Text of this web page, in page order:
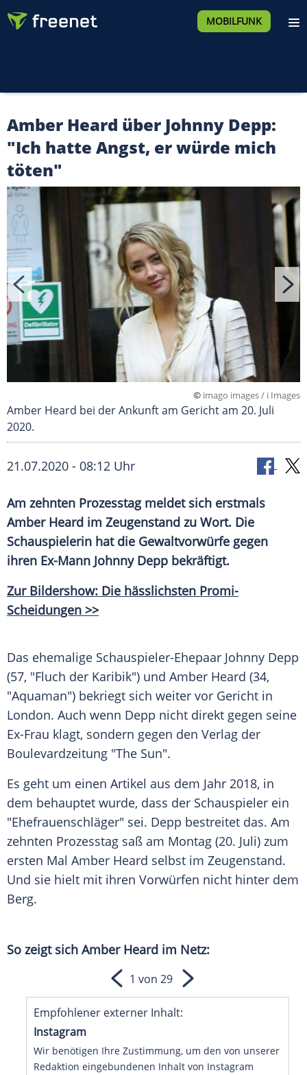
MOBILFUNK
Amber Heard über Johnny Depp:
"Ich hatte Angst, er würde mich
töten"
© imago images / i Images
Amber Heard bei der Ankunft am Gericht am 20. Juli
2020.
21.07.2020 - 08:12 Uhr
Am zehnten Prozesstagmeldet sich erstmals
Amber Heard im Zeugenstand zu Wort. Die
Schauspielerin hat die Gewaltvorwürfe gegen
ihren Ex-Mann Johnny Depp bekräftigt.
Zur Bildershow: Die hässlichsten Promi-
Scheidungen >>
Das ehemalige Schauspieler-Ehepaar Johnny Depp
(57, "Fluch der Karibik") und Amber Heard (34,
"Aquaman") bekriegt sich weiter vor Gericht in
London. Auch wenn Depp nicht direkt gegen seine
Ex-Frau klagt, sondern gegen den Verlag der
Boulevardzeitung "The Sun".
Es geht um einen Artikel aus dem Jahr 2018, in
dem behauptet wurde, dass der Schauspieler ein
"Ehefrauenschläger" sei. Depp bestreitet das. Am
zehnten Prozesstag saß am Montag (20. Juli) zum
ersten Mal Amber Heard selbst im Zeugenstand.
Und sie hielt mit ihren Vorwürfen nicht hinter dem
Berg.
So zeigt sich Amber Heard im Netz:
Empfohlener externer Inhalt:
Instagram
Wir benötigen Ihre Zustimmung, um den von unserer
Redaktion eingebundenen Inhalt von Instagram
1 von 29